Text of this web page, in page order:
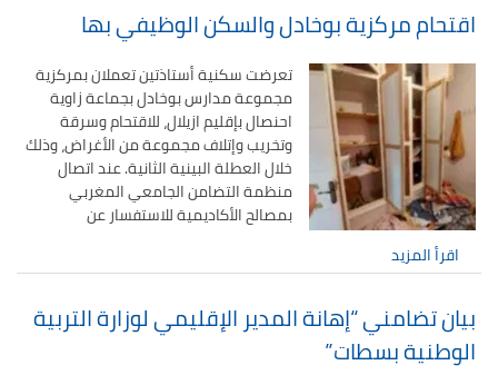
اقتحام مركزية بوخادل والسكن الوظيفي بها
تعرضت سكنية أستاذتين تعملان بمركزية
مجموعة مدارس بوخادل بجماعة زاوية
احنصال بإقليم ازيلال، للاقتحام وسرقة
وتخريب وإتلاف مجموعة من الأغراض، وذلك
خلال العطلة البينية الثانية. عند اتصال
منظمة التضامن الجامعي المغربي
بمصالح الأكاديمية للاستفسار عن
اقرأ المزيد
بيان تضامني “إهانة المدير الإقليمي لوزارة التربية
الوطنية بسطات”